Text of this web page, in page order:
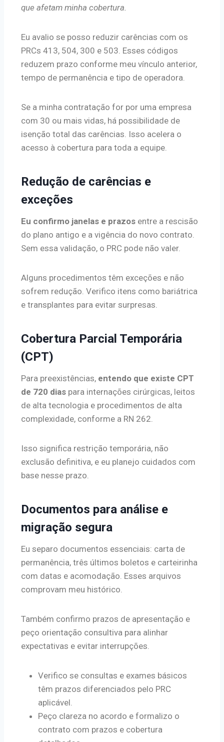
que afetam minha cobertura.
Eu avalio se posso reduzir carências com os
PRCs 413, 504, 300 e 503. Esses códigos
reduzem prazo conforme meu vínculo anterior,
tempo de permanência e tipo de operadora.
Se a minha contratação for por uma empresa
com 30 ou mais vidas, há possibilidade de
isenção total das carências. Isso acelera o
acesso à cobertura para toda a equipe.
Redução de carências e
exceções
Eu confirmo janelas e prazos entre a rescisão
do plano antigo e a vigência do novo contrato.
Sem essa validação, o PRC pode não valer.
Alguns procedimentos têm exceções e não
sofrem redução. Verifico itens como bariátrica
e transplantes para evitar surpresas.
Cobertura Parcial Temporária
(CPT)
Para preexistências, entendo que existe CPT
de 720 dias para internações cirúrgicas, leitos
de alta tecnologia e procedimentos de alta
complexidade, conforme a RN 262.
Isso significa restrição temporária, não
exclusão definitiva, e eu planejo cuidados com
base nesse prazo.
Documentos para análise e
migração segura
Eu separo documentos essenciais: carta de
permanência, três últimos boletos e carteirinha
com datas e acomodação. Esses arquivos
comprovam meu histórico.
Também confirmo prazos de apresentação e
peço orientação consultiva para alinhar
expectativas e evitar interrupções.
Verifico se consultas e exames básicos
têm prazos diferenciados pelo PRC
aplicável.
Peço clareza no acordo e formalizo o
contrato com prazos e cobertura